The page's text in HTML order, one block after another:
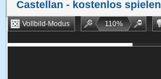
Castellan - kostenlos spielen
Vollbild-Modus 110%